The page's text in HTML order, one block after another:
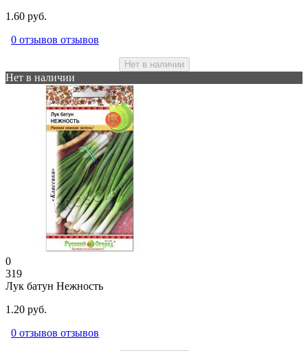
1.60 руб.
0 отзывов отзывов
Нет в наличии
Нет в наличии
0
319
Лук батун Нежность
1.20 руб.
0 отзывов отзывов